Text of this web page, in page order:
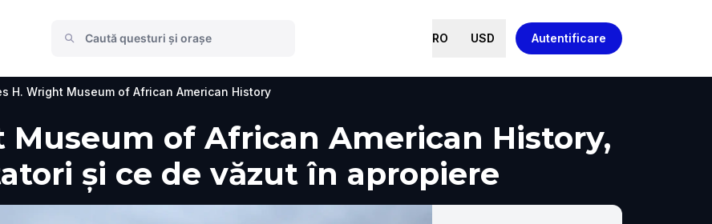
RO USD Autentificare
H. Wright Museum of African American History
Museum of African American History,
și ce de văzut în apropiere